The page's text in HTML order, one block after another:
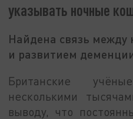
указывать ночные
Найдена связь
и развитием
Британские
несколькими
выводу, что